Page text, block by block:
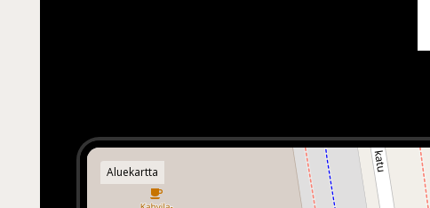
Aluekartta